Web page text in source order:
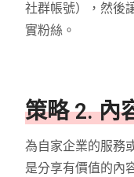
社群帳號），然後
實粉絲。
策略 2. 內
為自家企業的服務
是分享有價值的內